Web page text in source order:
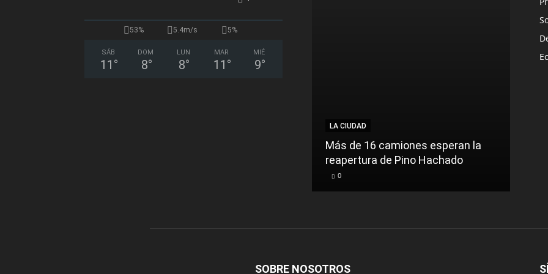
53% 5.4m/s 5%
SÁB
11 °
DOM
8°
LUN
8°
MAR
11 °
MIÉ
9°
LA CIUDAD
Más de 16 camiones esperan la
reapertura de Pino Hachado
0
SOBRE NOSOTROS